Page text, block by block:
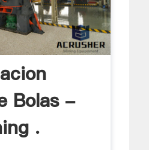
Bolas -
.